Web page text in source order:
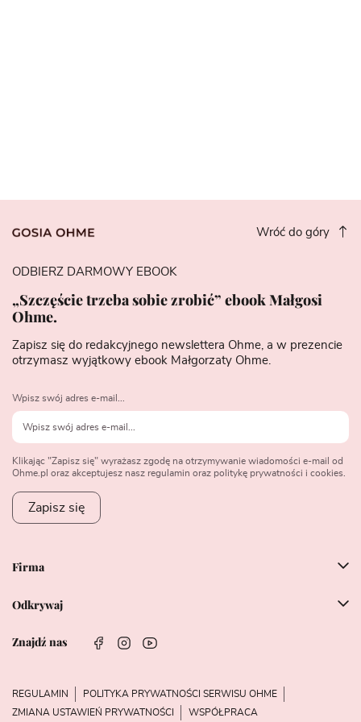
Wróć do góry
Firma
Odkrywaj
Znajdź nas
ODBIERZ DARMOWY EBOOK
„Szczęście trzeba sobie zrobić” ebook Małgosi
Ohme.
Zapisz się do redakcyjnego newslettera Ohme, a w prezencie
otrzymasz wyjątkowy ebook Małgorzaty Ohme.
Wpisz swój adres e-mail...
Klikając "Zapisz się" wyrażasz zgodę na otrzymywanie wiadomości e-mail od
Ohme.pl oraz akceptujesz nasz regulamin oraz politykę prywatności i cookies.
Zapisz się
REGULAMIN
POLITYKA PRYWATNOŚCI SERWISU OHME
ZMIANA USTAWIEŃ PRYWATNOŚCI
WSPÓŁPRACA